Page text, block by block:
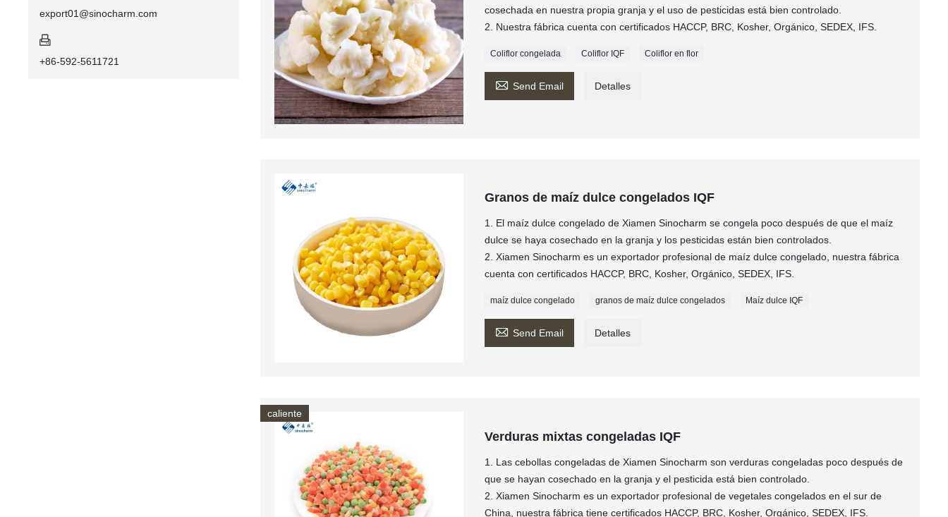
cosechada en nuestra propia granja y el uso de pesticidas está bien controlado.
2. Nuestra fábrica cuenta con certificados HACCP, BRC, Kosher, Orgánico, SEDEX, IFS.
Coliflor congelada Coliflor IQF Coliflor en flor
 Send Email Detalles
Granos de maíz dulce congelados IQF
1. El maíz dulce congelado de Xiamen Sinocharm se congela poco después de que el maíz
dulce se haya cosechado en la granja y los pesticidas están bien controlados.
2. Xiamen Sinocharm es un exportador profesional de maíz dulce congelado, nuestra fábrica
cuenta con certificados HACCP, BRC, Kosher, Orgánico, SEDEX, IFS.
maíz dulce congelado granos de maíz dulce congelados Maíz dulce IQF
 Send Email Detalles
caliente
Verduras mixtas congeladas IQF
1. Las cebollas congeladas de Xiamen Sinocharm son verduras congeladas poco después de
que se hayan cosechado en la granja y el pesticida está bien controlado.
2. Xiamen Sinocharm es un exportador profesional de vegetales congelados en el sur de
China, nuestra fábrica tiene certificados HACCP, BRC, Kosher, Orgánico, SEDEX, IFS.
export01@sinocharm.com

+86-592-5611721